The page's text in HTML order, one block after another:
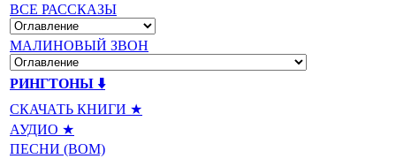
ВСЕ РАССКАЗЫ
МАЛИНОВЫЙ ЗВОН
РИНГТОНЫ ⬇️
СКАЧАТЬ КНИГИ ★
АУДИО ★
ПЕСНИ (BOM)